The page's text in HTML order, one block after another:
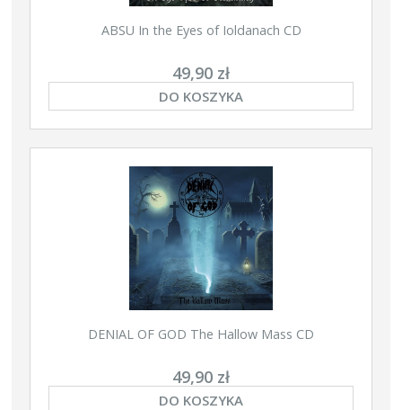
ABSU In the Eyes of Ioldanach CD
49,90 zł
DO KOSZYKA
DENIAL OF GOD The Hallow Mass CD
49,90 zł
DO KOSZYKA